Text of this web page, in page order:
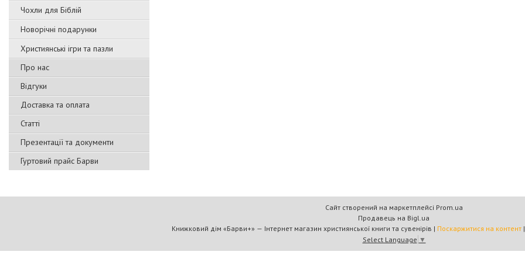
Чохли для Біблій
Новорічні подарунки
Християнські ігри та пазли
Про нас
Відгуки
Доставка та оплата
Статті
Презентації та документи
Гуртовий прайс Барви
Сайт створений на маркетплейсі Prom.ua
Продавець на Bigl.ua
Книжковий дім «Барви+» — Інтернет магазин християнської книги та сувенірів | Поскаржитися на контент |
Select Language ▼